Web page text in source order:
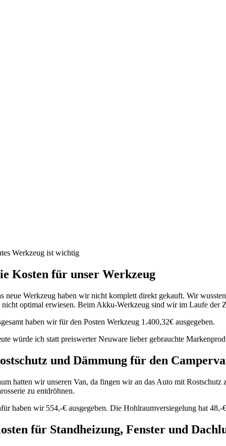
Werkzeug ist wichtig
Kosten für unser Werkzeug
neue Werkzeug haben wir nicht komplett direkt gekauft. Wir
nicht optimal erwiesen. Beim Akku-Werkzeug sind wir im Laufe der
haben wir für den Posten Werkzeug 1.400,32€ ausgegeben.
würde ich statt preiswerter Neuware lieber gebrauchte
und Dämmung für den
hatten wir unseren Van, da fingen wir an das Auto mit Rostschutz
zu entdröhnen.
haben wir 554,-€ ausgegeben. Die Hohlraumversiegelung hat 48,-
für Standheizung, Fenster und